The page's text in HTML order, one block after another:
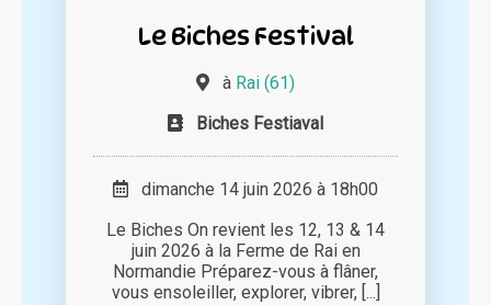
Le Biches Festival
à Rai (61)
Biches Festiaval
dimanche 14 juin 2026 à 18h00
Le Biches On revient les 12, 13 & 14
juin 2026 à la Ferme de Rai en
Normandie Préparez-vous à flâner,
vous ensoleiller, explorer, vibrer, [...]